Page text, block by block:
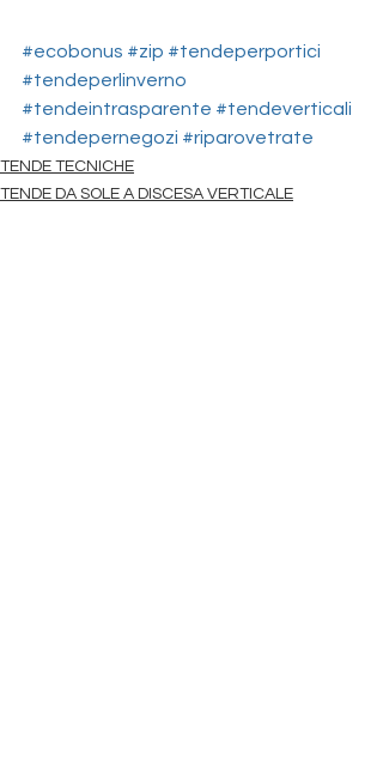
#ecobonus #zip #tendeperportici
#tendeperlinverno
#tendeintrasparente #tendeverticali
#tendepernegozi #riparovetrate
TENDE TECNICHE
TENDE DA SOLE A DISCESA VERTICALE